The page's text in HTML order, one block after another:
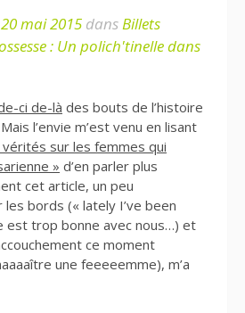
20 mai 2015 dansBillets
: Un polich'tinelle dans
ci de-là des bouts de l’histoire
l’envie m’est venu en lisant
sur les femmes qui
» d’en parler plus
cet article, un peu
bords (« lately I’ve been
est trop bonne avec nous…) et
ce moment
une feeeeemme), m’a